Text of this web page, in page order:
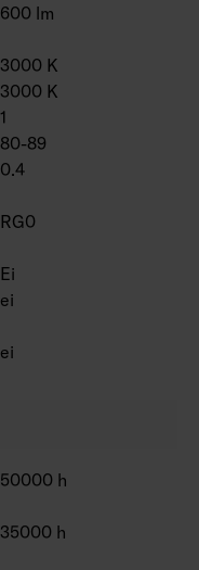
600 lm
3000 K
3000 K
1
80-89
0.4
RG0
Ei
ei
ei
50000 h
35000 h